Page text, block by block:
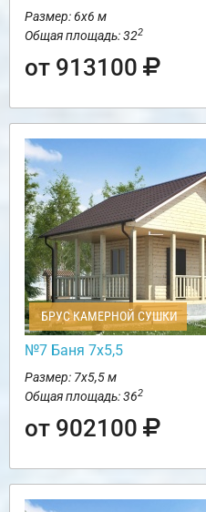
Размер: 6х6 м
Общая площадь: 322
от 913100
БРУС КАМЕРНОЙ СУШКИ
№7 Баня 7х5,5
Размер: 7х5,5 м
Общая площадь: 362
от 902100